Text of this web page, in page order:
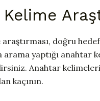
doğru
arama yaptığı
Anahtar
kaçının.